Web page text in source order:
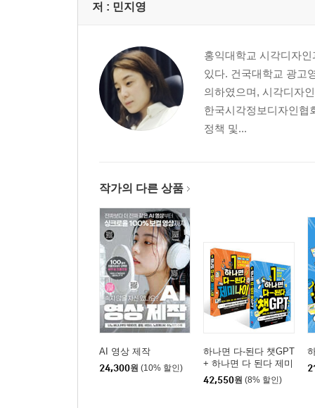
2 레이어 마스크로 이미지 합성하기
4 클리핑 마스크로 이미지 합성하기
05 | 보정 레이어 사용하기 → Adjustment Layer
1 보정 레이어 알아보기
2 보정 레이어 적용하기
3 보정 레이어로 원본 이미지를 보존하며 보정하기
06 | 스마트 오브젝트 레이어 사용하기 → Smart
1 스마트 오브젝트 레이어 알아보기
2 스마트 오브젝트 레이어 변환하여 사용하기
3 축소와 확대에 상관없이 이미지 조정하기
4 스마트 오브젝트 필터 사용하기
5 여러 장의 사진을 배치하고 한번에 변경하기
1 채널 알아보기
2 채널의 종류 알아보기
저 : 민지영
홍익대학교 시각디자
있다. 건국대학교 광고
의하였으며, 시각디자
한국시각정보디자인협
정책 및...
작가의 다른 상품
AI 영상 제작
24,300원 (10% 할인)
하나면 다-된다 챗GPT
+ 하나면 다 된다 제미
나이 세트
42,550원 (8% 할인)